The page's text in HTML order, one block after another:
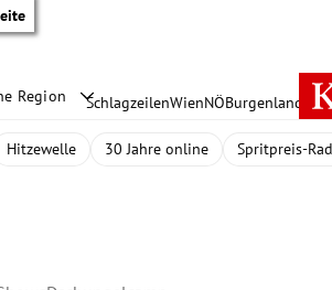
Region SchlagzeilenWienNÖBurgenland
Hitzewelle 30 Jahre online Spritpreis-